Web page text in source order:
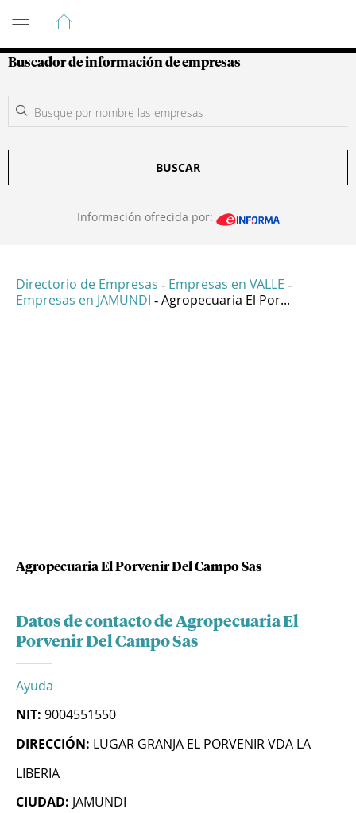
Guía de Empresas Colombianas
Buscador de información de empresas
BUSCAR
Información ofrecida por:
Directorio de Empresas - Empresas en VALLE -
Empresas en JAMUNDI - Agropecuaria El Por...
Agropecuaria El Porvenir Del Campo Sas
Datos de contacto de Agropecuaria El
Porvenir Del Campo Sas
Ayuda
NIT: 9004551550
DIRECCIÓN: LUGAR GRANJA EL PORVENIR VDA LA
LIBERIA
CIUDAD: JAMUNDI